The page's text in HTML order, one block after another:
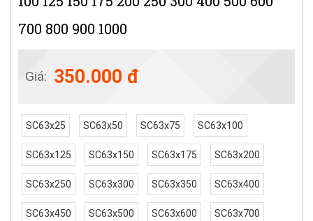
700 800 900 1000
Giá: 350.000 đ
SC63x25 SC63x50 SC63x75 SC63x100
SC63x125 SC63x150 SC63x175 SC63x200
SC63x250 SC63x300 SC63x350 SC63x400
SC63x450 SC63x500 SC63x600 SC63x700